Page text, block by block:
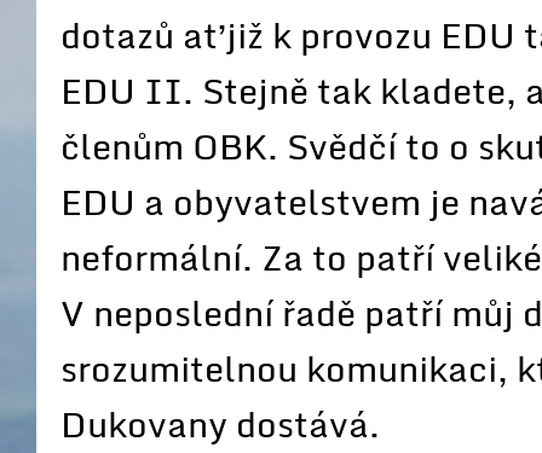
dotazů ať již k provozu EDU
EDU II. Stejně tak kladete,
členům OBK. Svědčí to o
EDU a obyvatelstvem je
neformální. Za to patří
V neposlední řadě patří můj
srozumitelnou komunikaci,
Dukovany dostává.